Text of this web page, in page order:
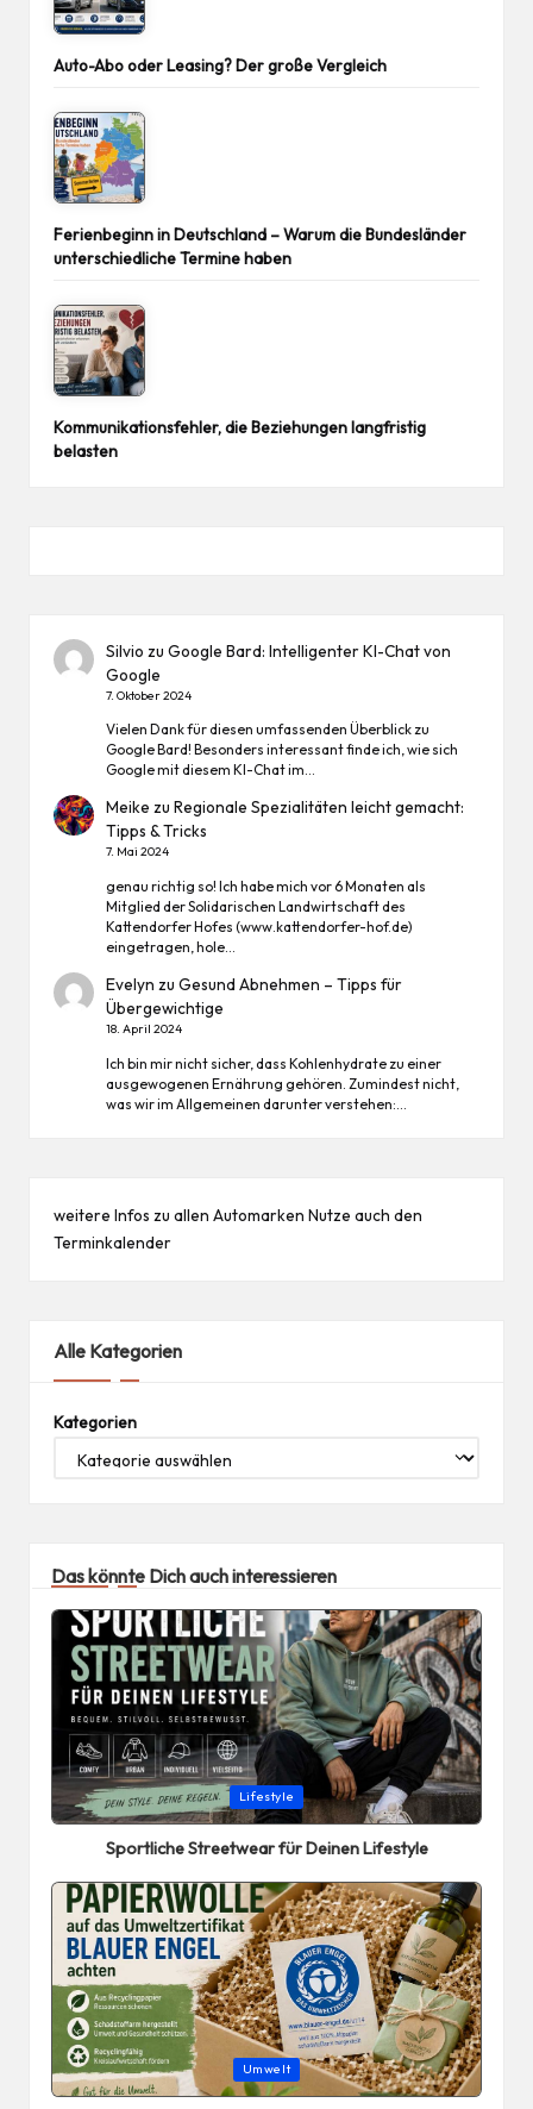
Auto-Abo oder Leasing? Der große Vergleich
Ferienbeginn in Deutschland – Warum die Bundesländer
unterschiedliche Termine haben
Kommunikationsfehler, die Beziehungen langfristig
belasten
Silvio zuGoogle Bard: Intelligenter KI-Chat von
Google
7. Oktober 2024
Vielen Dank für diesen umfassenden Überblick zu
Google Bard! Besonders interessant finde ich, wie sich
Google mit diesem KI-Chat im…
Meike zuRegionale Spezialitäten leicht gemacht:
Tipps & Tricks
7. Mai 2024
genau richtig so! Ich habe mich vor 6 Monaten als
Mitglied der Solidarischen Landwirtschaft des
Kattendorfer Hofes (www.kattendorfer-hof.de)
eingetragen, hole…
Evelyn zuGesund Abnehmen – Tipps für
Übergewichtige
18. April 2024
Ich bin mir nicht sicher, dass Kohlenhydrate zu einer
ausgewogenen Ernährung gehören. Zumindest nicht,
was wir im Allgemeinen darunter verstehen:…
weitere Infos zu allen Automarken Nutze auch den
Terminkalender
Alle Kategorien
Kategorien
Das könnte Dich auch interessieren
Posted
in
Lifestyle
Sportliche Streetwear für Deinen Lifestyle
Posted
in
Umwelt